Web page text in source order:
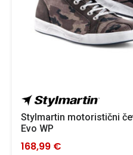
Stylmartin motoristični
Evo WP
168,99 €